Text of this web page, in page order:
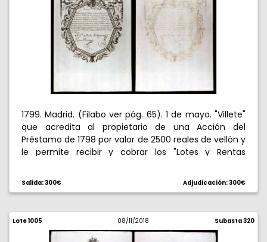
1799. Madrid. (Filabo ver pág. 65). 1 de mayo. "Villete"
que acredita al propietario de una Acción del
Préstamo de 1798 por valor de 2500 reales de vellón y
le permite recibir y cobrar los "Lotes y Rentas
EBC.
Salida: 300€ Adjudicación: 300€
Lote 1005 08/11/2018 Subasta 320